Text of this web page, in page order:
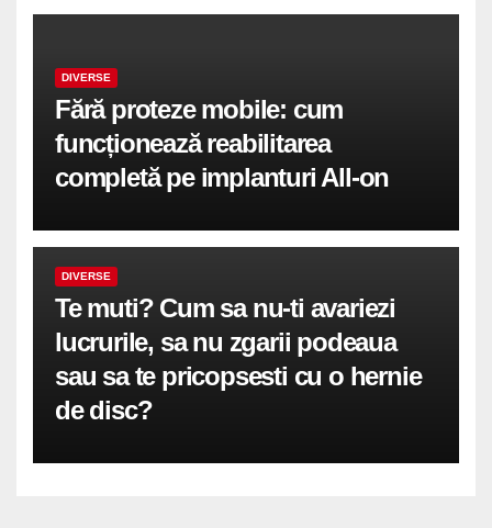
DIVERSE
Fără proteze mobile: cum
funcționează reabilitarea
completă pe implanturi All-on
DIVERSE
Te muti? Cum sa nu-ti avariezi
lucrurile, sa nu zgarii podeaua
sau sa te pricopsesti cu o hernie
de disc?